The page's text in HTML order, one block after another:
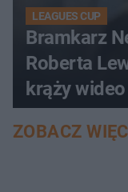
LEAGUES CUP
Bramkarz
Roberta
krąży
ZOBACZ